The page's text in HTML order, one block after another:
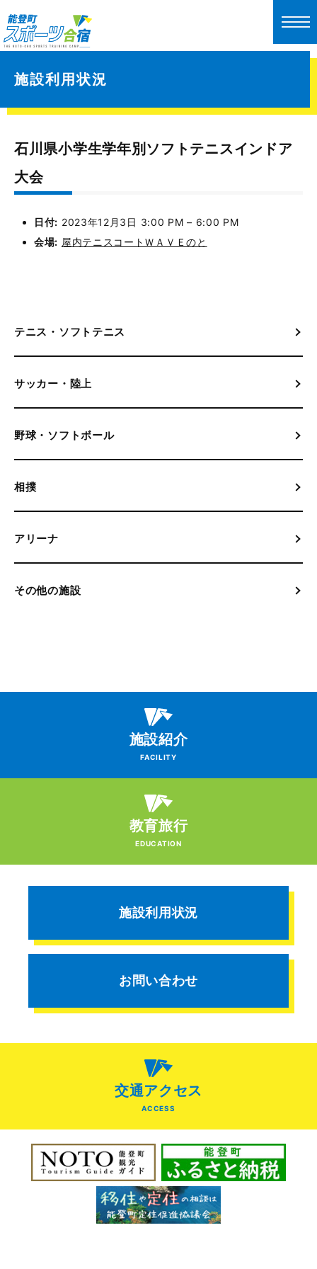
施設利用状況
石川県小学生学年別ソフトテニスインドア
大会
日付: 2023年12月3日 3:00 PM – 6:00 PM
会場: 屋内テニスコートＷＡＶＥのと
テニス・ソフトテニス
サッカー・陸上
野球・ソフトボール
相撲
アリーナ
その他の施設
施設紹介
FACILITY
教育旅行
EDUCATION
施設利用状況
お問い合わせ
交通アクセス
ACCESS